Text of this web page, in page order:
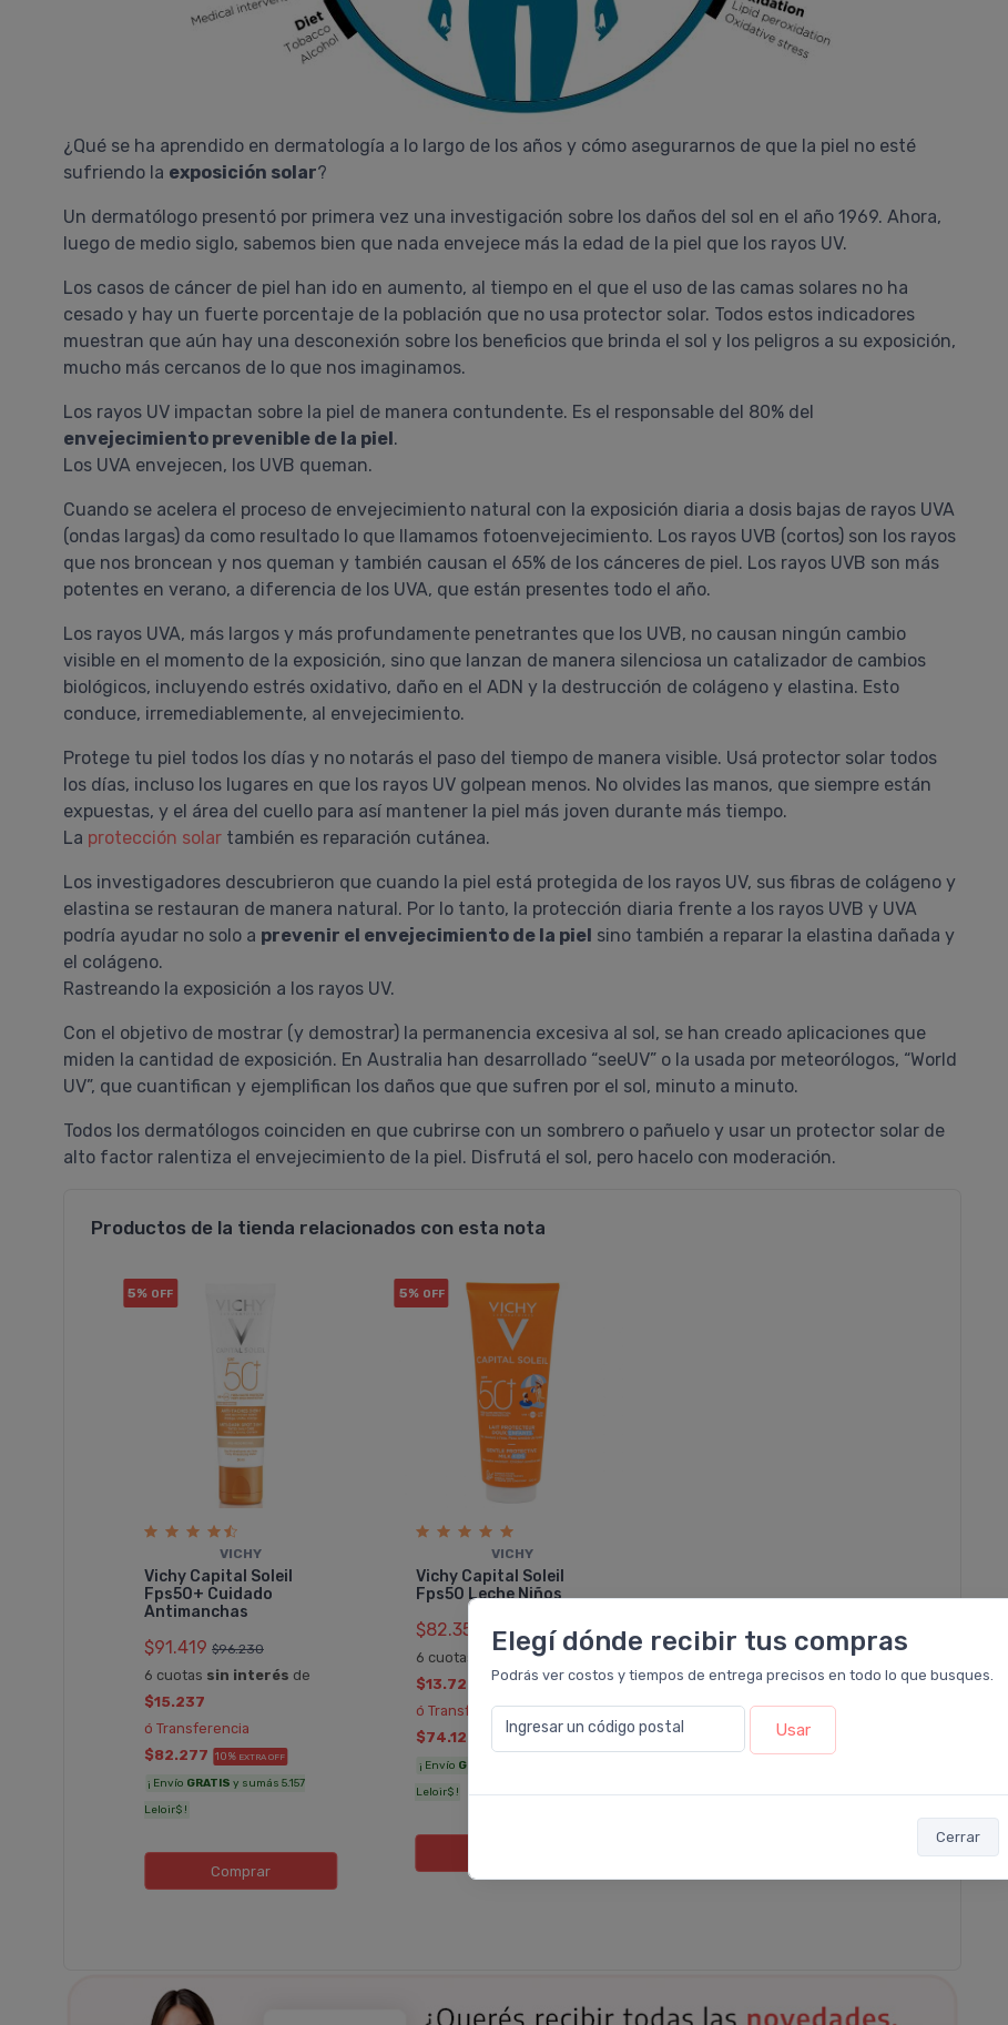
Elegí dónde recibir tus compras
Podrás ver costos y tiempos de entrega precisos en todo lo que busques.
Ingresar un código postal Usar
Cerrar
¿Qué se ha aprendido en dermatología a lo largo de los años y cómo asegurarnos de que la piel no esté
sufriendo la exposición solar?
Un dermatólogo presentó por primera vez una investigación sobre los daños del sol en el año 1969. Ahora,
luego de medio siglo, sabemos bien que nada envejece más la edad de la piel que los rayos UV.
Los casos de cáncer de piel han ido en aumento, al tiempo en el que el uso de las camas solares no ha
cesado y hay un fuerte porcentaje de la población que no usa protector solar. Todos estos indicadores
muestran que aún hay una desconexión sobre los beneficios que brinda el sol y los peligros a su exposición,
mucho más cercanos de lo que nos imaginamos.
Los rayos UV impactan sobre la piel de manera contundente. Es el responsable del 80% del
envejecimiento prevenible de la piel.
Los UVA envejecen, los UVB queman.
Cuando se acelera el proceso de envejecimiento natural con la exposición diaria a dosis bajas de rayos UVA
(ondas largas) da como resultado lo que llamamos fotoenvejecimiento. Los rayos UVB (cortos) son los rayos
que nos broncean y nos queman y también causan el 65% de los cánceres de piel. Los rayos UVB son más
potentes en verano, a diferencia de los UVA, que están presentes todo el año.
Los rayos UVA, más largos y más profundamente penetrantes que los UVB, no causan ningún cambio
visible en el momento de la exposición, sino que lanzan de manera silenciosa un catalizador de cambios
biológicos, incluyendo estrés oxidativo, daño en el ADN y la destrucción de colágeno y elastina. Esto
conduce, irremediablemente, al envejecimiento.
Protege tu piel todos los días y no notarás el paso del tiempo de manera visible. Usá protector solar todos
los días, incluso los lugares en que los rayos UV golpean menos. No olvides las manos, que siempre están
expuestas, y el área del cuello para así mantener la piel más joven durante más tiempo.
La protección solar también es reparación cutánea.
Los investigadores descubrieron que cuando la piel está protegida de los rayos UV, sus fibras de colágeno y
elastina se restauran de manera natural. Por lo tanto, la protección diaria frente a los rayos UVB y UVA
podría ayudar no solo a prevenir el envejecimiento de la piel sino también a reparar la elastina dañada y
el colágeno.
Rastreando la exposición a los rayos UV.
Con el objetivo de mostrar (y demostrar) la permanencia excesiva al sol, se han creado aplicaciones que
miden la cantidad de exposición. En Australia han desarrollado “seeUV” o la usada por meteorólogos, “World
UV”, que cuantifican y ejemplifican los daños que que sufren por el sol, minuto a minuto.
Todos los dermatólogos coinciden en que cubrirse con un sombrero o pañuelo y usar un protector solar de
alto factor ralentiza el envejecimiento de la piel. Disfrutá el sol, pero hacelo con moderación.
Productos de la tienda relacionados con esta nota
5% OFF
VICHY
Vichy Capital Soleil
Fps50+ Cuidado
Antimanchas
$91.419 $96.230
6 cuotas sin interés de
$15.237
ó Transferencia
$82.277 10% EXTRA OFF
¡ Envío GRATIS y sumás 5.157
Leloir$ !
Comprar
5% OFF
VICHY
Vichy Capital Soleil
Fps50 Leche Niños
$82.358 $86.693
6 cuotas sin interés
$13.726
ó Transferencia
$74.122
EXTRA OFF
¡ Envío GRATIS
Leloir$ !
ANA
y la primera que uso la crema. Tengo
piel con rosácea y no cualquier crema
me hace bien. Estos productos de
sensibles. Super livianos. Tengo piel un
poco grasa y se absorben super rá....